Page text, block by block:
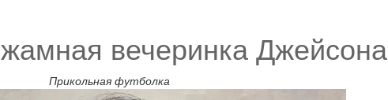
вечеринка Джейсона
Прикольная футболка